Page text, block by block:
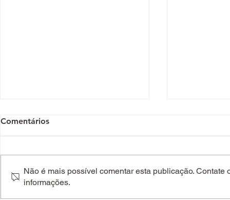
Comentários
Não é mais possível comentar esta publicação. Contate
informações.